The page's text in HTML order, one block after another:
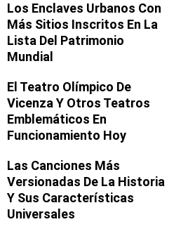
Los Enclaves Urbanos Con
Más Sitios Inscritos En La
Lista Del Patrimonio
Mundial
El Teatro Olímpico De
Vicenza Y Otros Teatros
Emblemáticos En
Funcionamiento Hoy
Las Canciones Más
Versionadas De La Historia
Y Sus Características
Universales